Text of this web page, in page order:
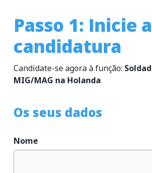
Passo 1: Inicie
candidatura
Candidate-se agora à função:
MIG/MAG na Holanda
Os seus dados
Nome